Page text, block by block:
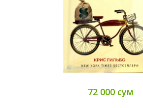
72 000 сум